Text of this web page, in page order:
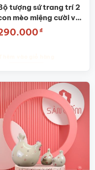
tượng sứ trang trí 2
mèo miệng cười vẽ
đào SG-TT01
₫